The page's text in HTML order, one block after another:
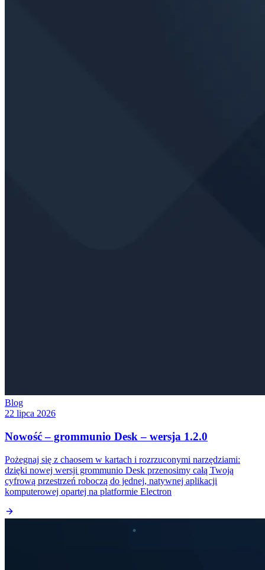
Blog
22 lipca 2026
Nowość – grommunio Desk – wersja 1.2.0
Pożegnaj się z chaosem w kartach i rozrzuconymi narzędziami:
dzięki nowej wersji grommunio Desk przenosimy całą Twoją
cyfrową przestrzeń roboczą do jednej, natywnej aplikacji
komputerowej opartej na platformie Electron